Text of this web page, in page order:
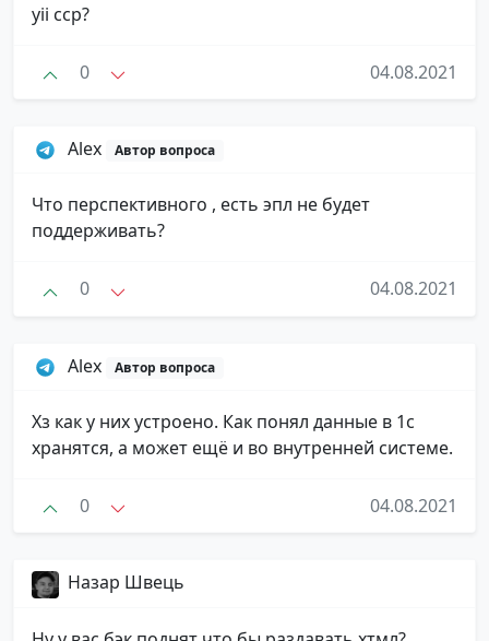
yii сср?
0 04.08.2021
Alex Автор вопроса
Что перспективного , есть эпл не будет
поддерживать?
0 04.08.2021
Alex Автор вопроса
Хз как у них устроено. Как понял данные в 1с
хранятся, а может ещё и во внутренней системе.
0 04.08.2021
Назар Швець